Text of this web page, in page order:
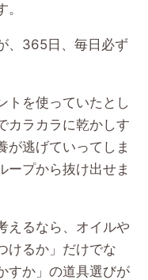
、365日、毎日必ず
トを使っていたとし
カラカラに乾かしす
が逃げていってしま
ープから抜け出せま
えるなら、オイルや
けるか」だけでな
すか」の道具選びが